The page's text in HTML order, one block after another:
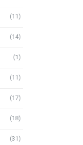
(11)
(14)
(1)
(11)
(17)
(18)
(31)